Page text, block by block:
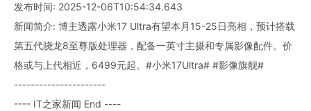
发布时间: 2025-12-06T10:54:34.643
新闻简介: 博主透露小米17 Ultra有望本月15-25日亮相，预计搭载
第五代骁龙8至尊版处理器，配备一英寸主摄和专属影像配件。价
格或与上代相近，6499元起。#小米17Ultra# #影像旗舰#
----------------------
---- IT之家新闻 End ----